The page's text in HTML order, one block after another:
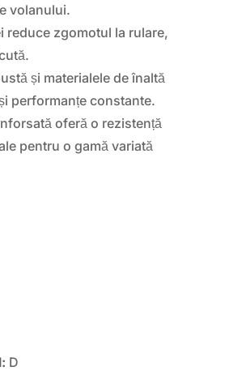
volanului.
reduce zgomotul la rulare,
și materialele de înaltă
performanțe constante.
oferă o rezistență
pentru o gamă variată
D